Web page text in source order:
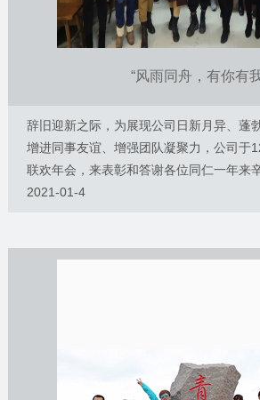
Day1 今天的行程是曼听公园和总
“风雨同舟，有你有
辞旧迎新之际，为展现公司日新月异、蓬
增进同事友谊、增强团队凝聚力，公司于
联欢年会，来表彰和答谢各位同仁一年来
付出。
2021-01-4